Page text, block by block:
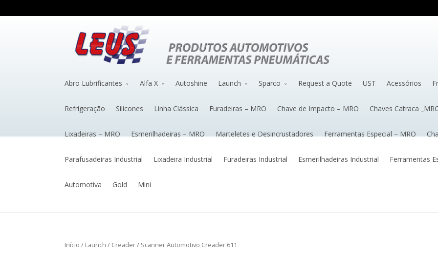
Abro Lubrificantes Alfa X Autoshine Launch Sparco Request a Quote UST Acessórios
Refrigeração Silicones Linha Clássica Furadeiras – MRO Chave de Impacto – MRO Chaves Catraca
Lixadeiras – MRO Esmerilhadeiras – MRO Marteletes e Desincrustadores Ferramentas Especial – MRO
Parafusadeiras Industrial Lixadeira Industrial Furadeiras Industrial Esmerilhadeiras Industrial Ferramentas
Automotiva Gold Mini
Início / Launch / Creader/ Scanner Automotivo Creader 611